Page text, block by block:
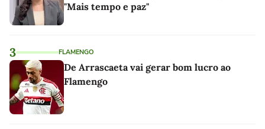
"Mais tempo e paz"
3 FLAMENGO
De Arrascaeta vai gerar bom lucro ao
Flamengo